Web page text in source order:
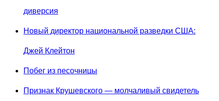
диверсия
Новый директор национальной разведки США:
Джей Клейтон
Побег из песочницы
Признак Крушевского — молчаливый свидетель